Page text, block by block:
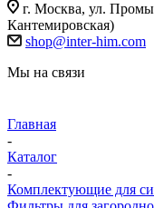
г. Москва, ул.
Кантемировская)
shop@inter-him.com
Мы на связи
Главная
-
Каталог
-
Комплектующие для